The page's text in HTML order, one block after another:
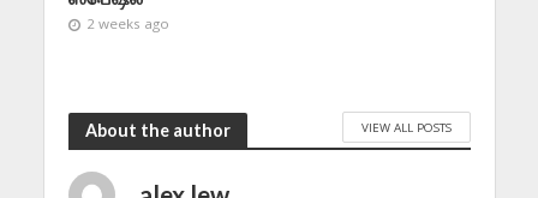
2 weeks ago
About the author VIEW ALL POSTS